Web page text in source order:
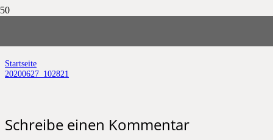
Startseite
20200627_102821
Schreibe einen Kommentar